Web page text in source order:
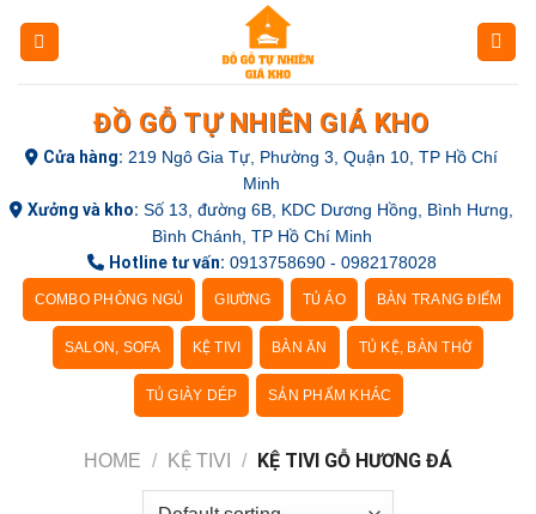
ĐỒ GỖ TỰ NHIÊN GIÁ KHO
Cửa hàng: 219 Ngô Gia Tự, Phường 3, Quận 10, TP Hồ Chí
Minh
Xưởng và kho: Số 13, đường 6B, KDC Dương Hồng, Bình Hưng,
Bình Chánh, TP Hồ Chí Minh
Hotline tư vấn: 0913758690 - 0982178028
COMBO PHÒNG NGỦ GIƯỜNG TỦ ÁO BÀN TRANG ĐIỂM
SALON, SOFA KỆ TIVI BÀN ĂN TỦ KỆ, BÀN THỜ
TỦ GIÀY DÉP SẢN PHẨM KHÁC
HOME / KỆ TIVI / KỆ TIVI GỖ HƯƠNG ĐÁ